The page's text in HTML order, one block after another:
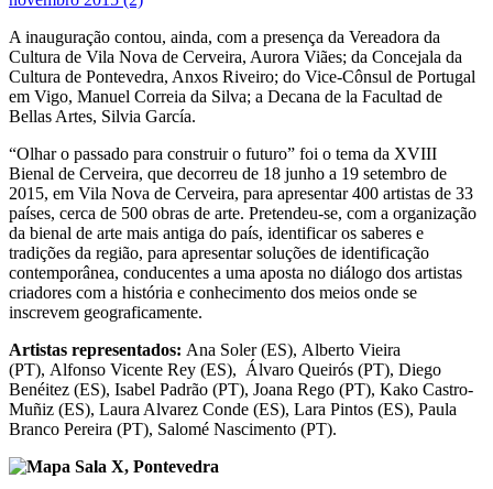
A inauguração contou, ainda, com a presença da Vereadora da
Cultura de Vila Nova de Cerveira, Aurora Viães; da Concejala da
Cultura de Pontevedra, Anxos Riveiro; do Vice-Cônsul de Portugal
em Vigo, Manuel Correia da Silva; a Decana de la Facultad de
Bellas Artes, Silvia García.
“Olhar o passado para construir o futuro” foi o tema da XVIII
Bienal de Cerveira, que decorreu de 18 junho a 19 setembro de
2015, em Vila Nova de Cerveira, para apresentar 400 artistas de 33
países, cerca de 500 obras de arte. Pretendeu-se, com a organização
da bienal de arte mais antiga do país, identificar os saberes e
tradições da região, para apresentar soluções de identificação
contemporânea, conducentes a uma aposta no diálogo dos artistas
criadores com a história e conhecimento dos meios onde se
inscrevem geograficamente.
Artistas representados: Ana Soler (ES), Alberto Vieira
(PT), Alfonso Vicente Rey (ES), Álvaro Queirós (PT), Diego
Benéitez (ES), Isabel Padrão (PT), Joana Rego (PT), Kako Castro-
Muñiz (ES), Laura Alvarez Conde (ES), Lara Pintos (ES), Paula
Branco Pereira (PT), Salomé Nascimento (PT).